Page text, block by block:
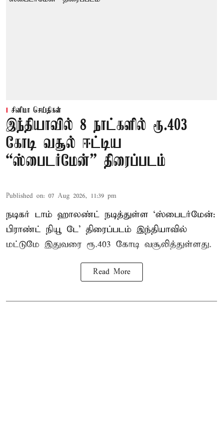
சினிமா செய்திகள்
இந்தியாவில் 8 நாட்களில் ரூ.403
கோடி வசூல் ஈட்டிய
“ஸ்பைடர்மேன்” திரைப்படம்
Published on: 07 Aug 2026, 11:39 pm
நடிகர் டாம் ஹாலண்ட் நடித்துள்ள ‘ஸ்பைடர்மேன்:
பிராண்ட் நியூ டே’ திரைப்படம் இந்தியாவில்
மட்டுமே இதுவரை ரூ.403 கோடி வசூலித்துள்ளது.
Read More